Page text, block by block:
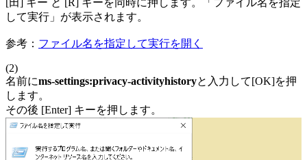
して実行」が表示されます。
参考： ファイル名を指定して実行を開く
(2)
名前にms-settings:privacy-activityhistoryと入力して[OK]を押
します。
その後 [Enter] キーを押します。